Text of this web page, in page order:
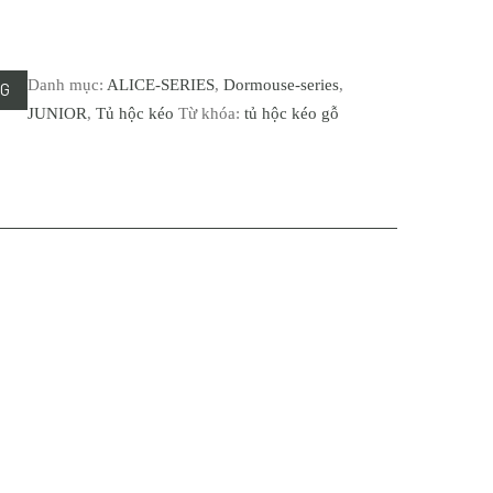
Danh mục: ALICE-SERIES, Dormouse-series,
JUNIOR, Tủ hộc kéo Từ khóa: tủ hộc kéo gỗ